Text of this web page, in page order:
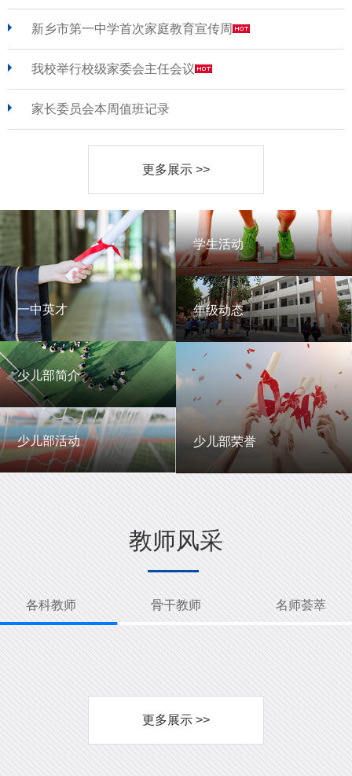
新乡市第一中学首次家庭教育宣传周
我校举行校级家委会主任会议
家长委员会本周值班记录
更多展示 >>
一中英才
一中英才
少儿部简介
少儿部简介
少儿部活动
少儿部活动
学生活动
学生活动
年级动态
年级动态
少儿部荣誉
少儿部荣誉
教师风采
各科教师 骨干教师 名师荟萃
更多展示 >>